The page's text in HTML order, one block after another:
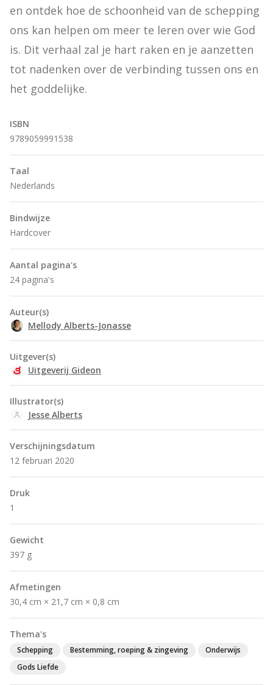
en ontdek hoe de schoonheid van de schepping
ons kan helpen om meer te leren over wie God
is. Dit verhaal zal je hart raken en je aanzetten
tot nadenken over de verbinding tussen ons en
het goddelijke.
ISBN
9789059991538
Taal
Nederlands
Bindwijze
Hardcover
Aantal pagina's
24 pagina's
Auteur(s)
Mellody Alberts-Jonasse
Uitgever(s)
Uitgeverij Gideon
Illustrator(s)
Jesse Alberts
Verschijningsdatum
12 februari 2020
Druk
1
Gewicht
397 g
Afmetingen
30,4 cm × 21,7 cm × 0,8 cm
Thema's
Schepping Bestemming, roeping & zingeving
Onderwijs
Gods Liefde